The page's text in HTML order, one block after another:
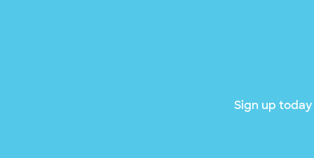
Sign up